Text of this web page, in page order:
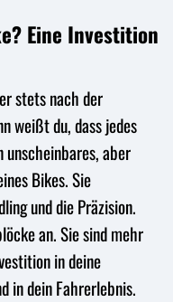
Eine Investition
stets nach der
weißt du, dass jedes
aber
Bikes. Sie
und die Präzision.
an. Sie sind mehr
in deine
in dein Fahrerlebnis.